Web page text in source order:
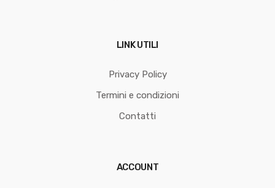
LINK UTILI
Privacy Policy
Termini e condizioni
Contatti
ACCOUNT